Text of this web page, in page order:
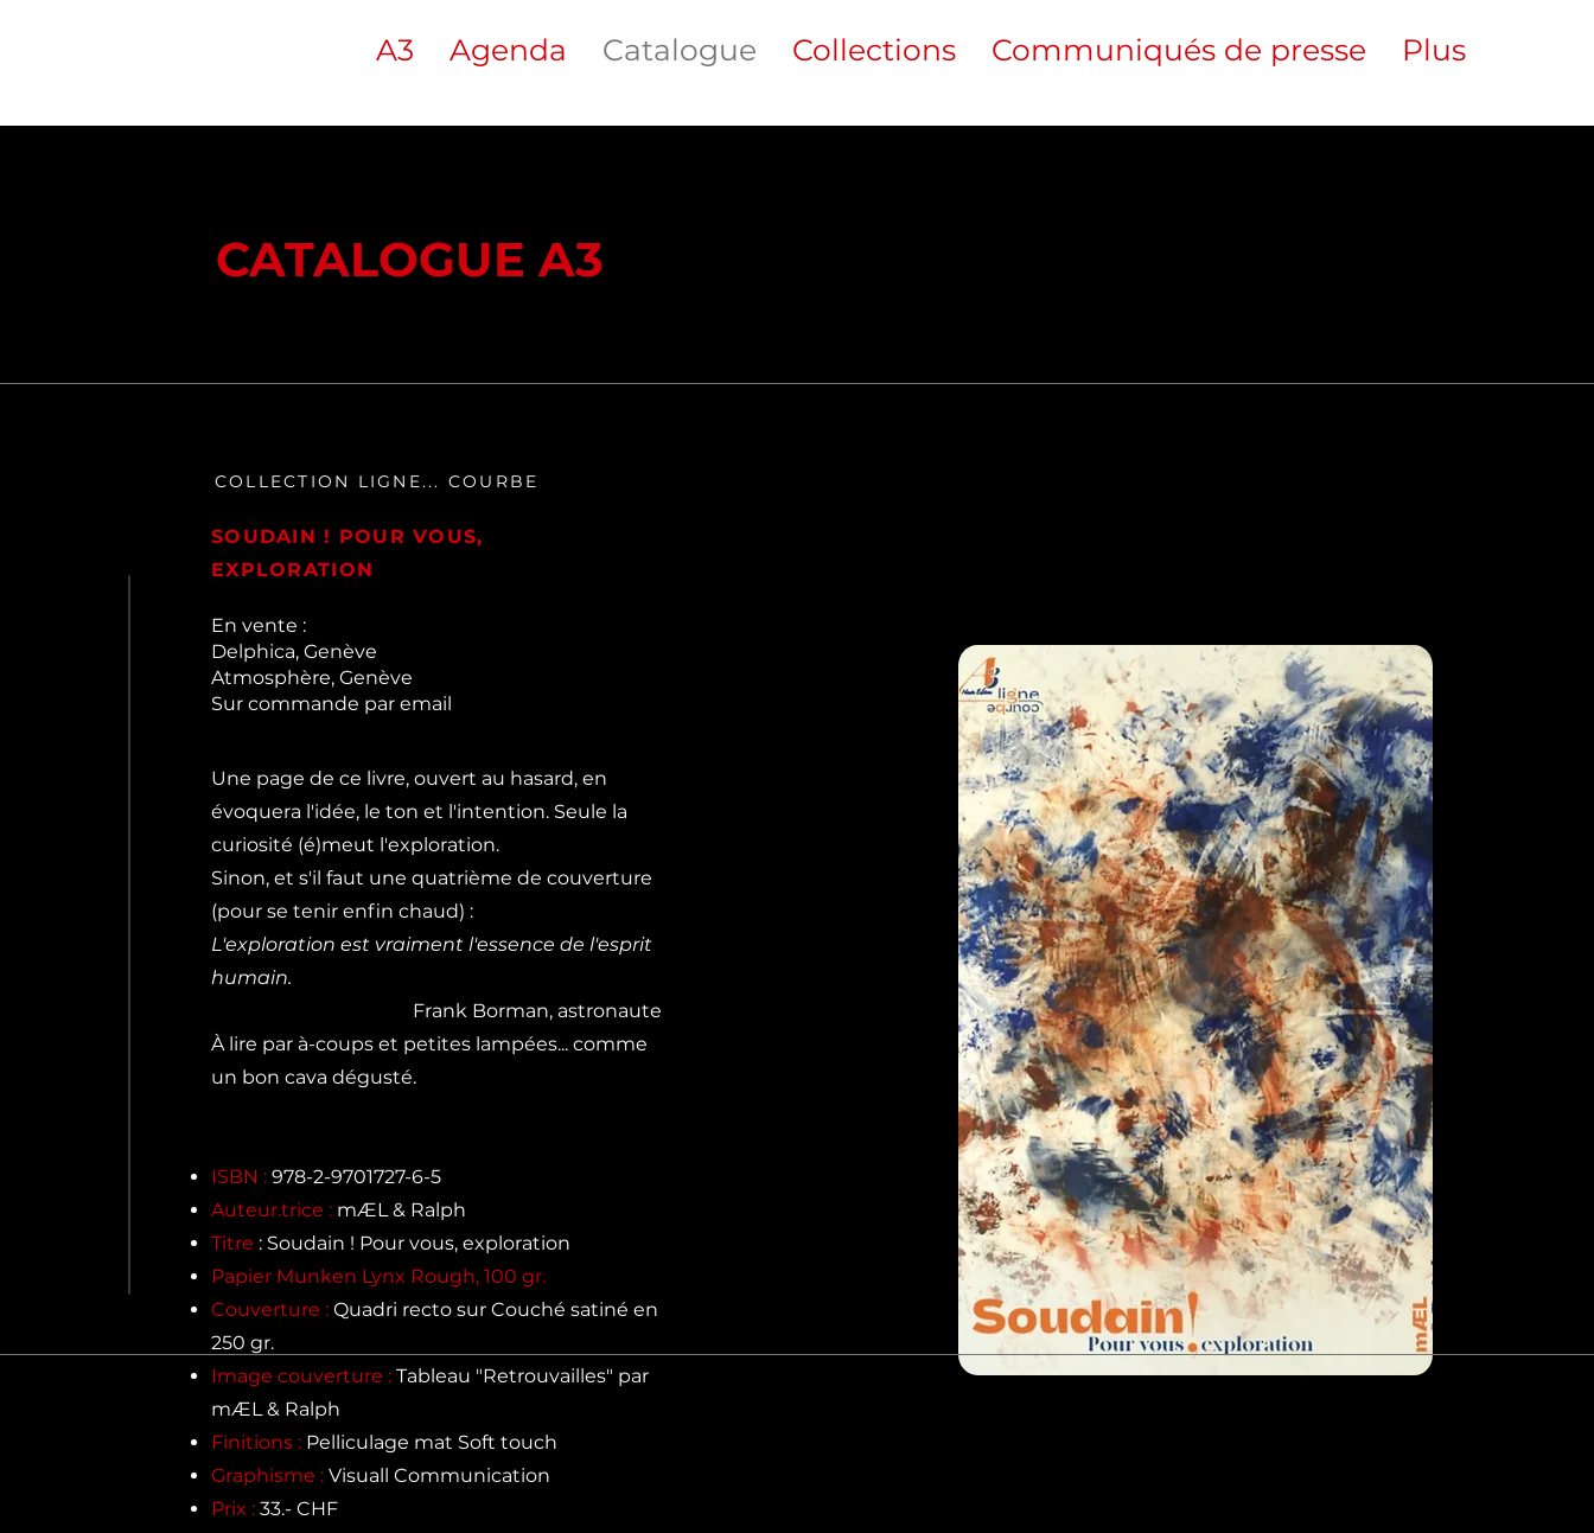
A3 Agenda Catalogue Collections Communiqués de presse Plus
CATALOGUE A3
COLLECTION LIGNE... COURBE
SOUDAIN ! POUR VOUS,
EXPLORATION
En vente :
Delphica, Genève
Atmosphère, Genève
Sur commande par email
Une page de ce livre, ouvert au hasard, en
évoquera l'idée, le ton et l'intention. Seule la
curiosité (é)meut l'exploration.
Sinon, et s'il faut une quatrième de couverture
(pour se tenir enfin chaud) :
L'exploration est vraiment l'essence de l'esprit
humain.
Frank Borman, astronaute
​À lire par à-coups et petites lampées... comme
un bon cava dégusté.
ISBN : 978-2-9701727-6-5
Auteur.trice : mÆL & Ralph
Titre : Soudain ! Pour vous, exploration
Papier Munken Lynx Rough, 100 gr.
Couverture : Quadri recto sur Couché satiné en
250 gr.
Image couverture : Tableau "Retrouvailles" par
mÆL & Ralph
Finitions : Pelliculage mat Soft touch
Graphisme : Visuall Communication
Prix : 33.- CHF